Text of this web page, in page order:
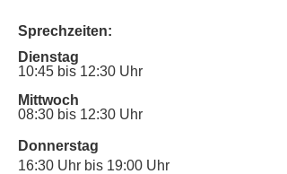
Sprechzeiten:
Dienstag
10:45 bis 12:30 Uhr
Mittwoch
08:30 bis 12:30 Uhr
Donnerstag
16:30 Uhr bis 19:00 Uhr